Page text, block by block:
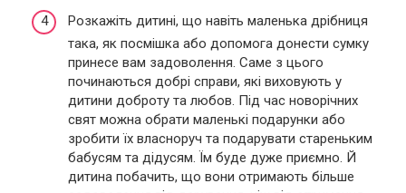
Розкажіть дитині, що навіть маленька дрібниця
така, як посмішка або допомога донести сумку
принесе вам задоволення. Саме з цього
починаються добрі справи, які виховують у
дитини доброту та любов. Під час новорічних
свят можна обрати маленькі подарунки або
зробити їх власноруч та подарувати стареньким
бабусям та дідусям. Їм буде дуже приємно. Й
дитина побачить, що вони отримають більше